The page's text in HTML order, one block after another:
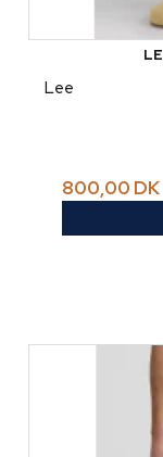
Lee
800,00 DK